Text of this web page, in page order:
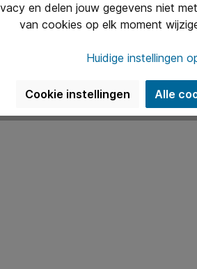
beter behouden en kunnen
en delen jouw gegevens niet
van cookies op elk moment
Huidige instellingen
Cookie instellingen Alle